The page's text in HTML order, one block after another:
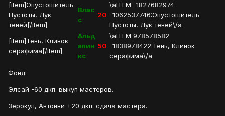
[item]Опустошитель
Пустоты, Лук
теней[/item]
Влас
с
20
\aITEM -1827682974
-1062537746:Опустошитель
Пустоты, Лук теней\/a
[item]Тень, Клинок
серафима[/item]
Альд
алин
кс
50
\aITEM 978578582
-1838978422:Тень, Клинок
серафима\/a
Фонд:
Элсай -60 дкп: выкуп мастеров.
Зерокул, Антонни +20 дкп: сдача мастера.